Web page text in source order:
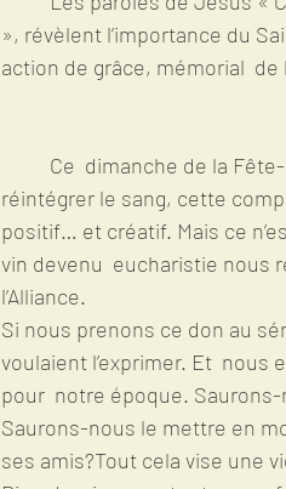
», révèlent l’importance du
action de grâce, mémorial
réintégrer le sang, cette
positif… et créatif. Mais ce
vin devenu  eucharistie nous
l’Alliance.
Si nous prenons ce don au
voulaient l’exprimer. Et
pour  notre époque. Saurons-
Saurons-nous le mettre en
ses amis?Tout cela vise une